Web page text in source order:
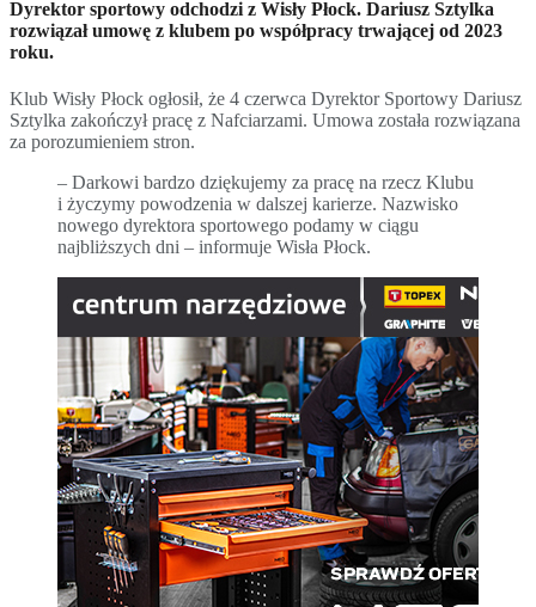
Dyrektor sportowy odchodzi z Wisły Płock. Dariusz Sztylka
rozwiązał umowę z klubem po współpracy trwającej od 2023
roku.
Klub Wisły Płock ogłosił, że 4 czerwca Dyrektor Sportowy Dariusz
Sztylka zakończył pracę z Nafciarzami. Umowa została rozwiązana
za porozumieniem stron.
– Darkowi bardzo dziękujemy za pracę na rzecz Klubu
i życzymy powodzenia w dalszej karierze. Nazwisko
nowego dyrektora sportowego podamy w ciągu
najbliższych dni – informuje Wisła Płock.